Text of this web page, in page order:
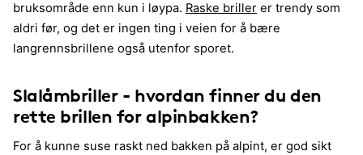
bruksområde enn kun i løypa. Raske briller er trendy som
aldri før, og det er ingen ting i veien for å bære
langrennsbrillene også utenfor sporet.
Slalåmbriller - hvordan finner du den
rette brillen for alpinbakken?
For å kunne suse raskt ned bakken på alpint, er god sikt